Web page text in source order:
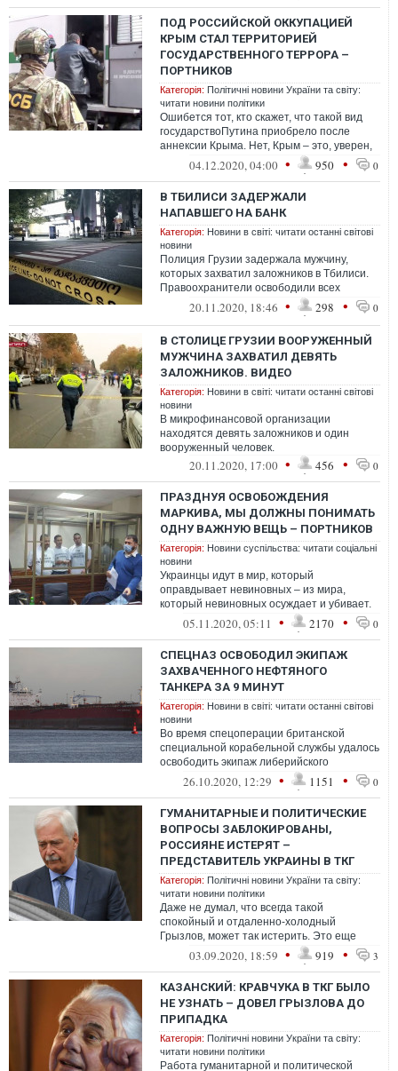
ПОД РОССИЙСКОЙ ОККУПАЦИЕЙ
КРЫМ СТАЛ ТЕРРИТОРИЕЙ
ГОСУДАРСТВЕННОГО ТЕРРОРА –
ПОРТНИКОВ
Категорія: Політичні новини України та світу:
читати новини політики
Ошибется тот, кто скажет, что такой вид
государствоПутина приобрело после
аннексии Крыма. Нет, Крым – это, уверен,
просто еще один гвоздь в гроб
04.12.2020, 04:00 • 950 • 0
В ТБИЛИСИ ЗАДЕРЖАЛИ
НАПАВШЕГО НА БАНК
Категорія: Новини в світі: читати останні світові
новини
Полиция Грузии задержала мужчину,
которых захватил заложников в Тбилиси.
Правоохранители освободили всех
заложников.
20.11.2020, 18:46 • 298 • 0
В СТОЛИЦЕ ГРУЗИИ ВООРУЖЕННЫЙ
МУЖЧИНА ЗАХВАТИЛ ДЕВЯТЬ
ЗАЛОЖНИКОВ. ВИДЕО
Категорія: Новини в світі: читати останні світові
новини
В микрофинансовой организации
находятся девять заложников и один
вооруженный человек.
20.11.2020, 17:00 • 456 • 0
ПРАЗДНУЯ ОСВОБОЖДЕНИЯ
МАРКИВА, МЫ ДОЛЖНЫ ПОНИМАТЬ
ОДНУ ВАЖНУЮ ВЕЩЬ – ПОРТНИКОВ
Категорія: Новини суспільства: читати соціальні
новини
Украинцы идут в мир, который
оправдывает невиновных – из мира,
который невиновных осуждает и убивает.
Граница между правосудием и бесправием
05.11.2020, 05:11 • 2170 • 0
СПЕЦНАЗ ОСВОБОДИЛ ЭКИПАЖ
ЗАХВАЧЕННОГО НЕФТЯНОГО
ТАНКЕРА ЗА 9 МИНУТ
Категорія: Новини в світі: читати останні світові
новини
Во время спецоперации британской
специальной корабельной службы удалось
освободить экипаж либерийского
нефтяного танкера "Nave Andromeda",
26.10.2020, 12:29 • 1151 • 0
ГУМАНИТАРНЫЕ И ПОЛИТИЧЕСКИЕ
ВОПРОСЫ ЗАБЛОКИРОВАНЫ,
РОССИЯНЕ ИСТЕРЯТ –
ПРЕДСТАВИТЕЛЬ УКРАИНЫ В ТКГ
Категорія: Політичні новини України та світу:
читати новини політики
Даже не думал, что всегда такой
спокойный и отдаленно-холодный
Грызлов, может так истерить. Это еще
предмет для анализа – почему они так
03.09.2020, 18:59 • 919 • 3
КАЗАНСКИЙ: КРАВЧУКА В ТКГ БЫЛО
НЕ УЗНАТЬ – ДОВЕЛ ГРЫЗЛОВА ДО
ПРИПАДКА
Категорія: Політичні новини України та світу:
читати новини політики
Работа гуманитарной и политической